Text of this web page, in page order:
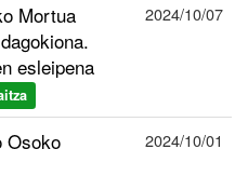
Mortua
esleipena
2024/10/07
Osoko
2024/10/01